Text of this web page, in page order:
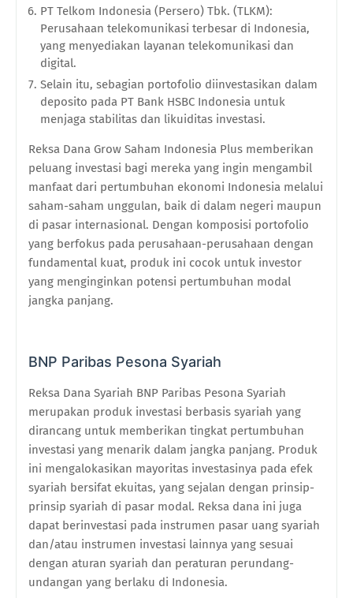
PT Telkom Indonesia (Persero) Tbk. (TLKM):
Perusahaan telekomunikasi terbesar di Indonesia,
yang menyediakan layanan telekomunikasi dan
digital.
Selain itu, sebagian portofolio diinvestasikan dalam
deposito pada PT Bank HSBC Indonesia untuk
menjaga stabilitas dan likuiditas investasi.
Reksa Dana Grow Saham Indonesia Plus memberikan
peluang investasi bagi mereka yang ingin mengambil
manfaat dari pertumbuhan ekonomi Indonesia melalui
saham-saham unggulan, baik di dalam negeri maupun
di pasar internasional. Dengan komposisi portofolio
yang berfokus pada perusahaan-perusahaan dengan
fundamental kuat, produk ini cocok untuk investor
yang menginginkan potensi pertumbuhan modal
jangka panjang.
BNP Paribas Pesona Syariah
Reksa Dana Syariah BNP Paribas Pesona Syariah
merupakan produk investasi berbasis syariah yang
dirancang untuk memberikan tingkat pertumbuhan
investasi yang menarik dalam jangka panjang. Produk
ini mengalokasikan mayoritas investasinya pada efek
syariah bersifat ekuitas, yang sejalan dengan prinsip-
prinsip syariah di pasar modal. Reksa dana ini juga
dapat berinvestasi pada instrumen pasar uang syariah
dan/atau instrumen investasi lainnya yang sesuai
dengan aturan syariah dan peraturan perundang-
undangan yang berlaku di Indonesia.